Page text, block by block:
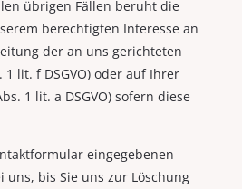
übrigen Fällen beruht die
berechtigten Interesse an
der an uns gerichteten
1 lit. f DSGVO) oder auf Ihrer
1 lit. a DSGVO) sofern diese
eingegebenen
uns, bis Sie uns zur Löschung